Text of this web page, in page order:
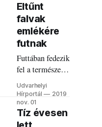
Eltűnt
falvak
emlékére
futnak
Futtában fedezik
fel a természeti
szépségeket,
kulturális
értékeket.
Udvarhelyi
Hírportál
2019
nov. 01
Tíz évesen